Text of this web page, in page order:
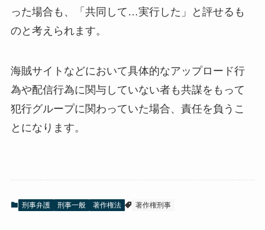
った場合も、「共同して…実行した」と評せるも
のと考えられます。
海賊サイトなどにおいて具体的なアップロード行
為や配信行為に関与していない者も共謀をもって
犯行グループに関わっていた場合、責任を負うこ
とになります。
刑事弁護 刑事一般 著作権法 著作権刑事